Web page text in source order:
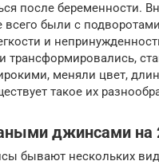
после беременности.
были с
и
трансформировались,
меняли цвет,
такое их
джинсами на
бывают нескольких